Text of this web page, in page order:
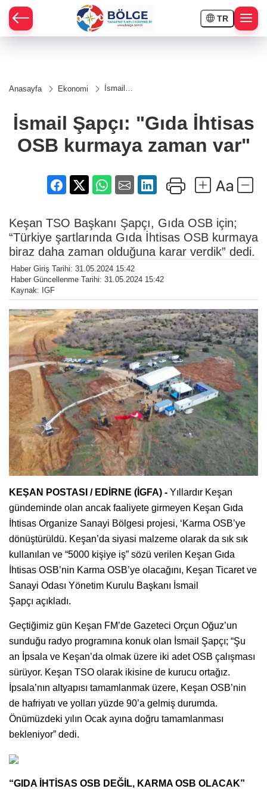
TR
Anasayfa Ekonomi
İsmail
OSB
kurmaya
zaman
var"
İsmail Şapçı: "Gıda İhtisas
OSB kurmaya zaman var"
Keşan TSO Başkanı Şapçı, Gıda OSB için;
“Türkiye şartlarında Gıda İhtisas OSB kurmaya
biraz daha zaman olduğuna karar verdik” dedi.
Haber Giriş Tarihi: 31.05.2024 15:42
Haber Güncellenme Tarihi: 31.05.2024 15:42
Kaynak: IGF
KEŞAN POSTASI / EDİRNE (İGFA) - Yıllardır Keşan
gündeminde olan ancak faaliyete girmeyen Keşan Gıda
İhtisas Organize Sanayi Bölgesi projesi, ‘Karma OSB’ye
dönüştürüldü. Keşan’da siyasi malzeme olarak da sık sık
kullanılan ve “5000 kişiye iş” sözü verilen Keşan Gıda
İhtisas OSB’nin Karma OSB’ye olacağını, Keşan Ticaret ve
Sanayi Odası Yönetim Kurulu Başkanı İsmail
Şapçı açıkladı.
Geçtiğimiz gün Keşan FM’de Gazeteci Orçun Oğuz’un
sunduğu radyo programına konuk olan İsmail Şapçı; “Şu
an İpsala ve Keşan’da olmak üzere iki adet OSB çalışması
sürüyor. Keşan TSO olarak ikisine de kurucu ortağız.
İpsala’nın altyapısı tamamlanmak üzere, Keşan OSB’nin
de hafriyatı ve yolları yüzde 90’a gelmiş durumda.
Önümüzdeki yılın Ocak ayına doğru tamamlanması
bekleniyor” dedi.
“GIDA İHTİSAS OSB DEĞİL, KARMA OSB OLACAK”